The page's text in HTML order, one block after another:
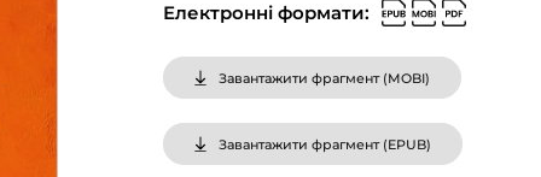
Електронні формати:
Завантажити фрагмент (MOBI)
Завантажити фрагмент (EPUB)